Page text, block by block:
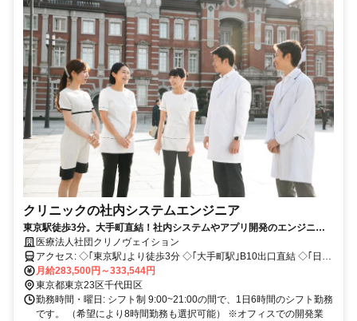
クリニックの社内システムエンジニア
東京駅徒歩3分。大手町直結！社内システムやアプリ開発のエンジニア
スタッフ！
医療法人社団クリノヴェイション
アクセス: ◇｢東京駅｣より徒歩3分 ◇｢大手町駅｣B10出口直結 ◇｢日本
橋駅｣より徒歩3分
月給283,500円～333,544円
東京都東京23区千代田区
勤務時間・曜日: シフト制 9:00~21:00の間で、1日6時間のシフト勤務
です。 （希望により8時間勤務も選択可能） ※オフィスでの開発業